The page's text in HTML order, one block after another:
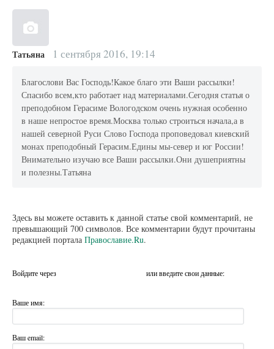
Татьяна 1 сентября 2016, 19:14
Благослови Вас Господь!Какое благо эти Ваши рассылки!
Спасибо всем,кто работает над материалами.Сегодня статья о
преподобном Герасиме Вологодском очень нужная особенно
в наше непростое время.Москва только строиться начала,а в
нашей северной Руси Слово Господа проповедовал киевский
монах преподобный Герасим.Едины мы-север и юг России!
Внимательно изучаю все Ваши рассылки.Они душеприятны
и полезны.Татьяна
Здесь вы можете оставить к данной статье свой комментарий, не
превышающий 700 символов. Все комментарии будут прочитаны
редакцией портала Православие.Ru.
Войдите через или введите свои данные:
Ваше имя:
Ваш email: